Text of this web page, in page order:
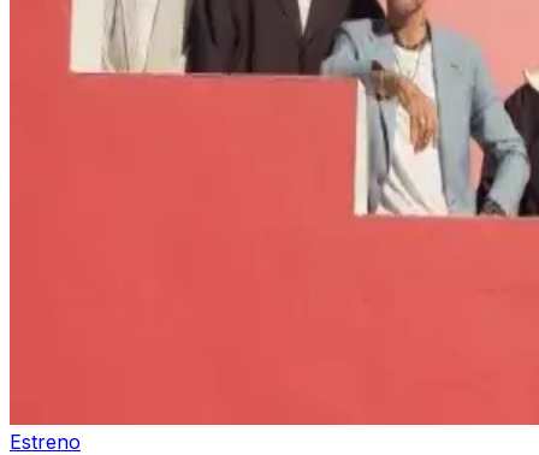
Estreno